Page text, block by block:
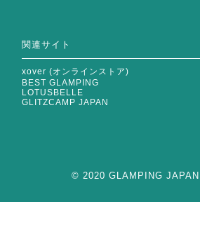
関連サイト
xover (オンラインストア)
BEST GLAMPING
LOTUSBELLE
GLITZCAMP JAPAN
© 2020 GLAMPING